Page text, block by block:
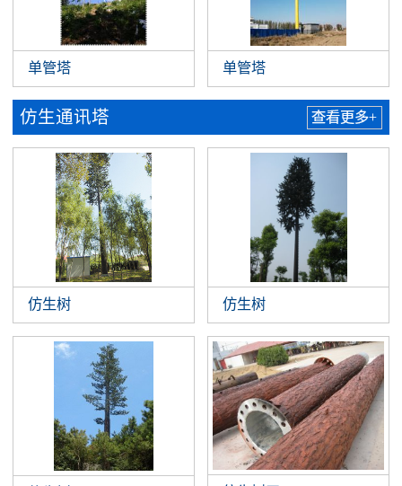
单管塔 单管塔
仿生通讯塔 查看更多+
仿生树 仿生树